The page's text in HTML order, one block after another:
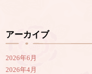
アーカイブ
2026年6月
2026年4月